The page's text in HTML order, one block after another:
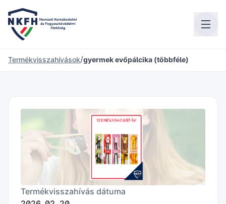
Termékvisszahívások/gyermek evőpálcika (többféle)
Termékvisszahívás dátuma